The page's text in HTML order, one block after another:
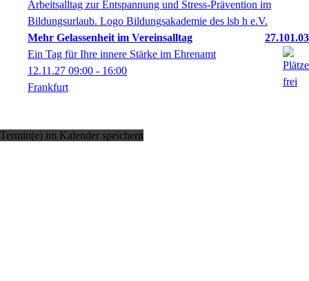
Mehr Gelassenheit im Vereinsalltag
27.101.03
Ein Tag für Ihre innere Stärke im Ehrenamt
12.11.27 09:00 - 16:00
Frankfurt
Termin(e) im Kalender speichern